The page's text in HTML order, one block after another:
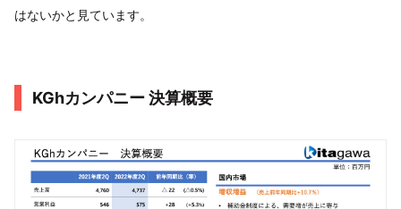
はないかと見ています。
KGhカンパニー 決算概要